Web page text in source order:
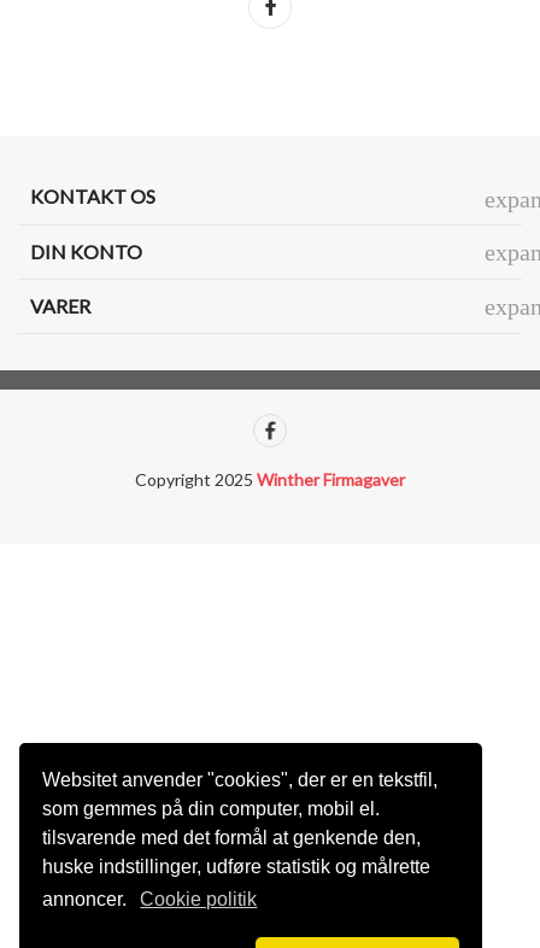
Websitet anvender "cookies", der er en tekstfil,
som gemmes på din computer, mobil el.
tilsvarende med det formål at genkende den,
huske indstillinger, udføre statistik og målrette
annoncer.
Cookie politik
KONTAKT OS
DIN KONTO
VARER
Copyright 2025 Winther Firmagaver